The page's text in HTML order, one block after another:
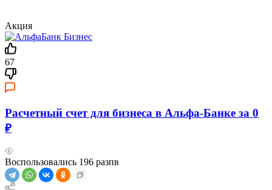
Акция
67
Расчетный счет для бизнеса в Альфа-Банке за 0
₽
Воспользовались 196 разпв